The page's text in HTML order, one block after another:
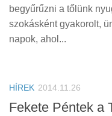
begyűrűzni a tőlünk
szokásként gyakorolt,
napok, ahol...
HÍREK 2014.11.26
Fekete Péntek a